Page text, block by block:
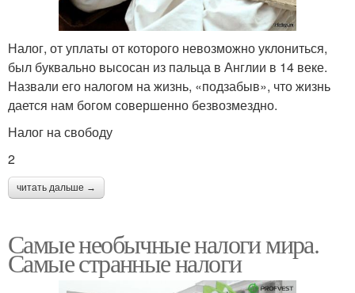
Налог, от уплаты от которого невозможно уклониться,
был буквально высосан из пальца в Англии в 14 веке.
Назвали его налогом на жизнь, «подзабыв», что жизнь
дается нам богом совершенно безвозмездно.
Налог на свободу
2
читать дальше →
Самые необычные налоги мира.
Самые странные налоги